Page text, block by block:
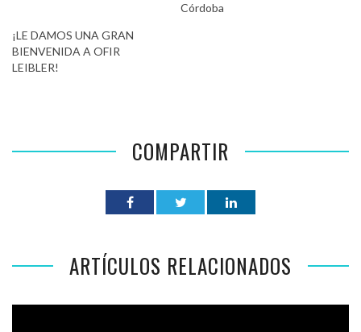
Córdoba
¡LE DAMOS UNA GRAN
BIENVENIDA A OFIR
LEIBLER!
COMPARTIR
ARTÍCULOS RELACIONADOS